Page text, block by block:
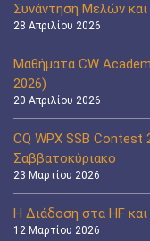
Συνάντηση Μελών
28 Απριλίου 2026
Μαθήματα CW
2026)
20 Απριλίου 2026
CQ WPX SSB
Σαββατοκύριακο
23 Μαρτίου 2026
Η Διάδοση στα HF
12 Μαρτίου 2026